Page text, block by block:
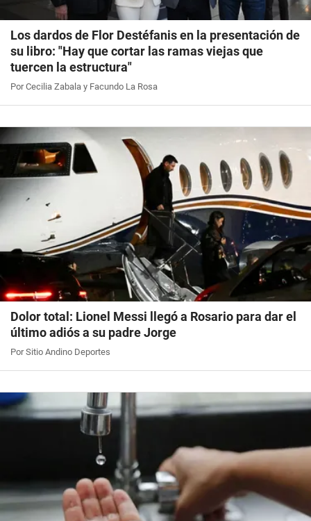
Los dardos de Flor Destéfanis en la presentación de
su libro: "Hay que cortar las ramas viejas que
tuercen la estructura"
Por Cecilia Zabala y Facundo La Rosa
Dolor total: Lionel Messi llegó a Rosario para dar el
último adiós a su padre Jorge
Por Sitio Andino Deportes